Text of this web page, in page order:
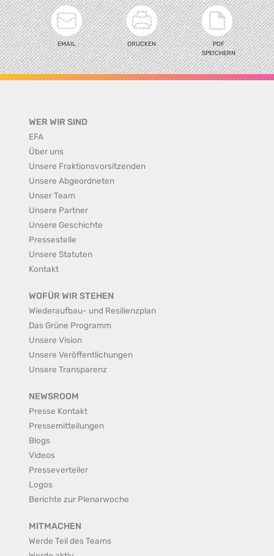
EMAIL DRUCKEN
PDF
SPEICHERN
WER WIR SIND
EFA
Über uns
Unsere Fraktionsvorsitzenden
Unsere Abgeordneten
Unser Team
Unsere Partner
Unsere Geschichte
Pressestelle
Unsere Statuten
Kontakt
WOFÜR WIR STEHEN
Wiederaufbau- und Resilienzplan
Das Grüne Programm
Unsere Vision
Unsere Veröffentlichungen
Unsere Transparenz
NEWSROOM
Presse Kontakt
Pressemitteilungen
Blogs
Videos
Presseverteiler
Logos
Berichte zur Plenarwoche
MITMACHEN
Werde Teil des Teams